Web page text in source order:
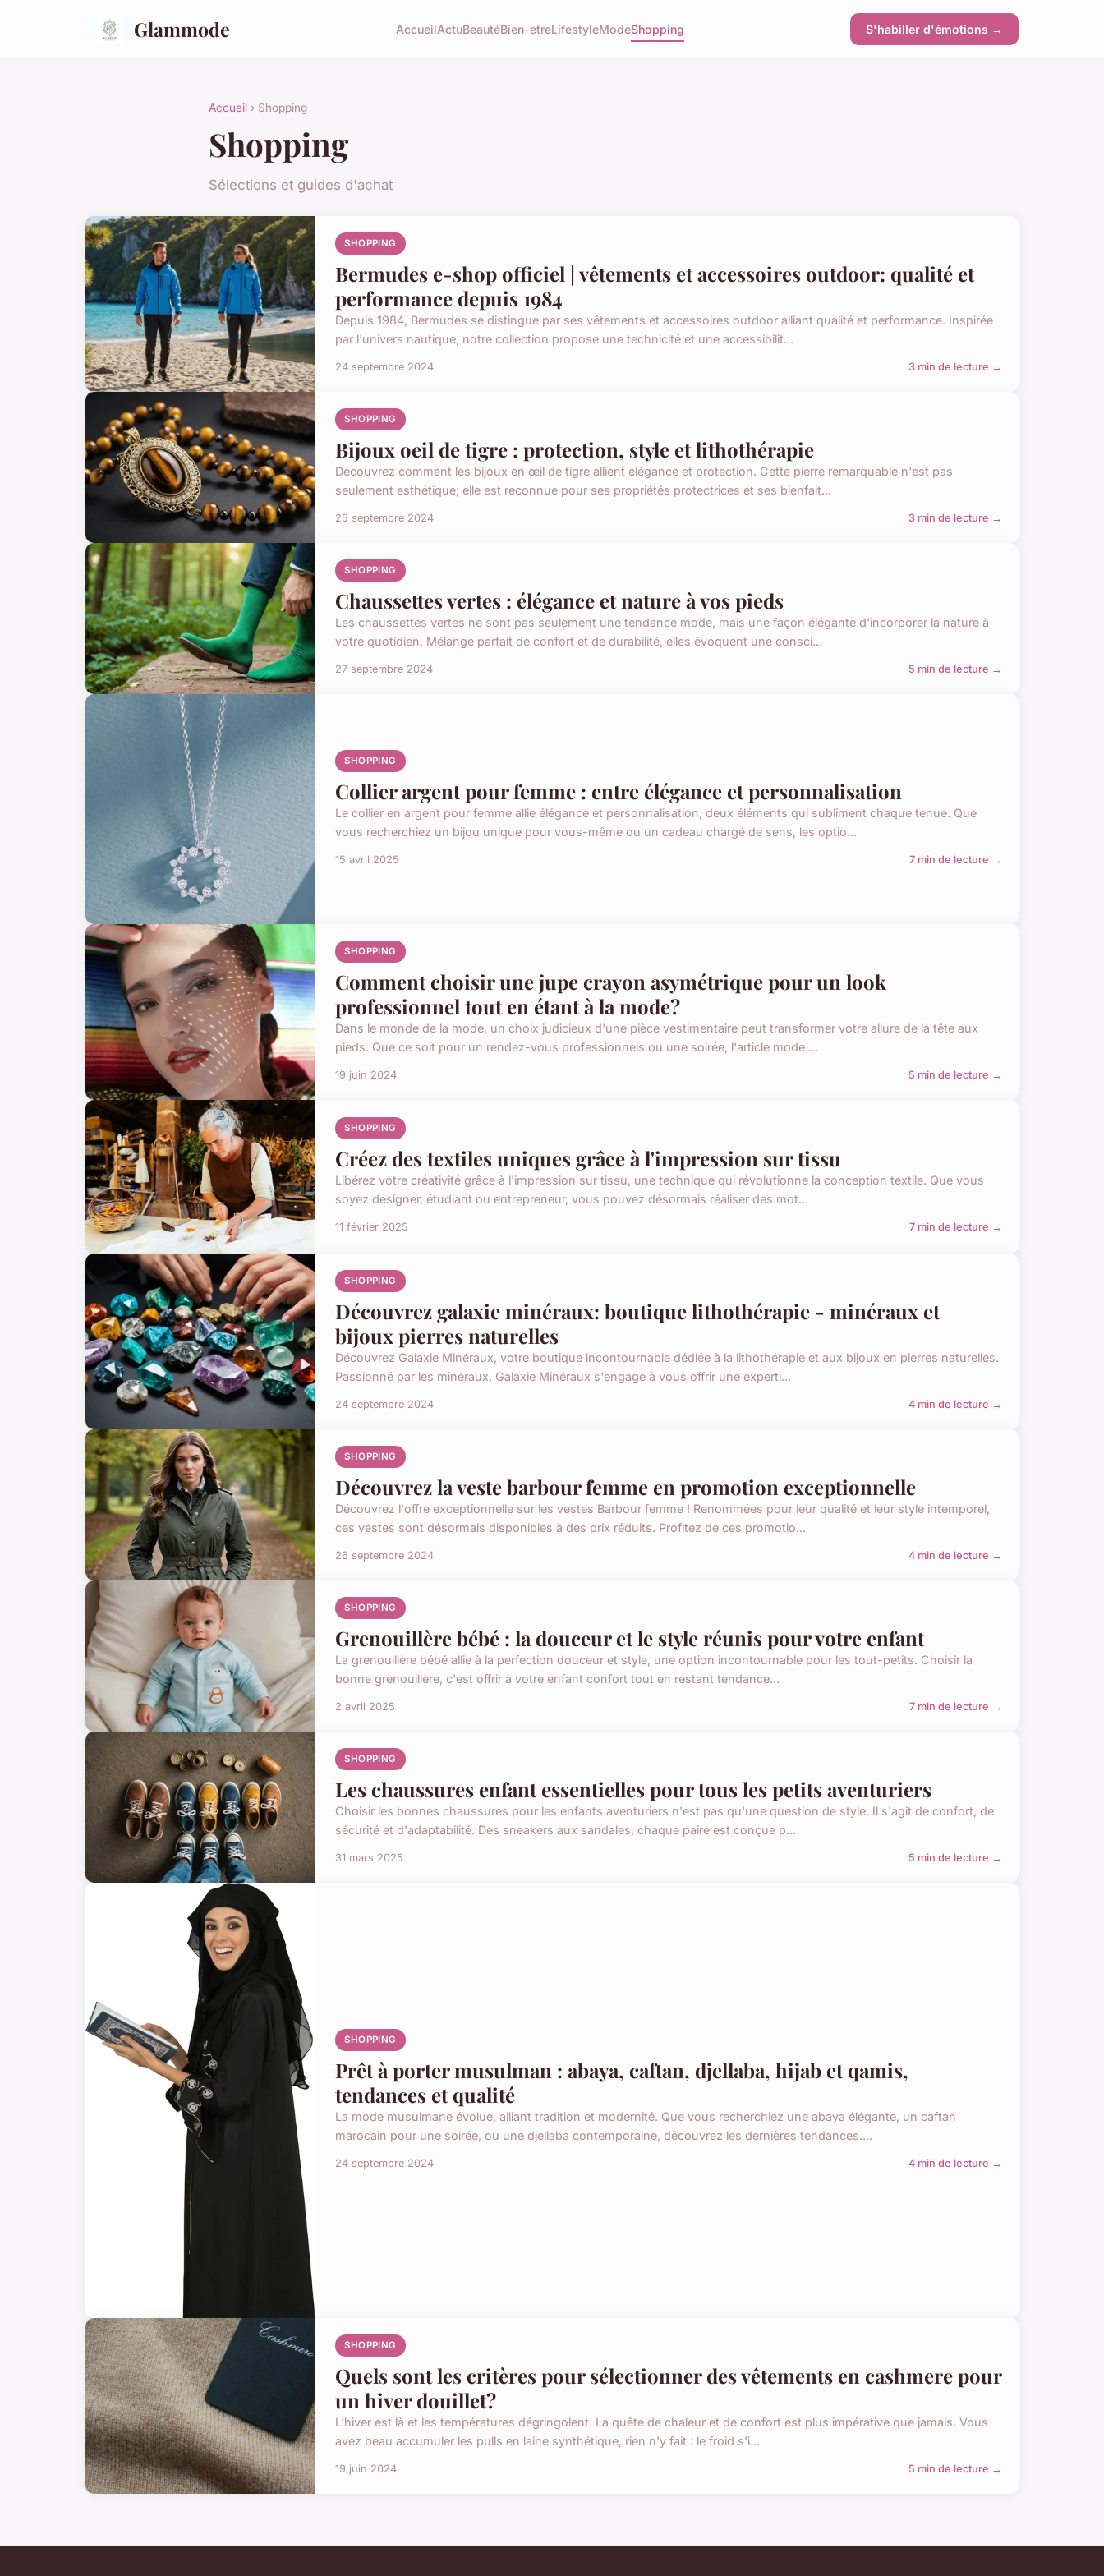
Glammode AccueilActuBeautéBien-etreLifestyleModeShopping S'habiller d'émotions →
Accueil › Shopping
Shopping
Sélections et guides d'achat
SHOPPING
Bermudes e-shop officiel | vêtements et accessoires outdoor: qualité et
performance depuis 1984
Depuis 1984, Bermudes se distingue par ses vêtements et accessoires outdoor alliant qualité et performance. Inspirée
par l'univers nautique, notre collection propose une technicité et une accessibilit...
24 septembre 2024 3 min de lecture →
SHOPPING
Bijoux oeil de tigre : protection, style et lithothérapie
Découvrez comment les bijoux en œil de tigre allient élégance et protection. Cette pierre remarquable n'est pas
seulement esthétique; elle est reconnue pour ses propriétés protectrices et ses bienfait...
25 septembre 2024 3 min de lecture →
SHOPPING
Chaussettes vertes : élégance et nature à vos pieds
Les chaussettes vertes ne sont pas seulement une tendance mode, mais une façon élégante d'incorporer la nature à
votre quotidien. Mélange parfait de confort et de durabilité, elles évoquent une consci...
27 septembre 2024 5 min de lecture →
SHOPPING
Collier argent pour femme : entre élégance et personnalisation
Le collier en argent pour femme allie élégance et personnalisation, deux éléments qui subliment chaque tenue. Que
vous recherchiez un bijou unique pour vous-même ou un cadeau chargé de sens, les optio...
15 avril 2025 7 min de lecture →
SHOPPING
Comment choisir une jupe crayon asymétrique pour un look
professionnel tout en étant à la mode?
Dans le monde de la mode, un choix judicieux d'une pièce vestimentaire peut transformer votre allure de la tête aux
pieds. Que ce soit pour un rendez-vous professionnels ou une soirée, l'article mode ...
19 juin 2024 5 min de lecture →
SHOPPING
Créez des textiles uniques grâce à l'impression sur tissu
Libérez votre créativité grâce à l'impression sur tissu, une technique qui révolutionne la conception textile. Que vous
soyez designer, étudiant ou entrepreneur, vous pouvez désormais réaliser des mot...
11 février 2025 7 min de lecture →
SHOPPING
Découvrez galaxie minéraux: boutique lithothérapie - minéraux et
bijoux pierres naturelles
Découvrez Galaxie Minéraux, votre boutique incontournable dédiée à la lithothérapie et aux bijoux en pierres naturelles.
Passionné par les minéraux, Galaxie Minéraux s'engage à vous offrir une experti...
24 septembre 2024 4 min de lecture →
SHOPPING
Découvrez la veste barbour femme en promotion exceptionnelle
Découvrez l'offre exceptionnelle sur les vestes Barbour femme ! Renommées pour leur qualité et leur style intemporel,
ces vestes sont désormais disponibles à des prix réduits. Profitez de ces promotio...
26 septembre 2024 4 min de lecture →
SHOPPING
Grenouillère bébé : la douceur et le style réunis pour votre enfant
La grenouillère bébé allie à la perfection douceur et style, une option incontournable pour les tout-petits. Choisir la
bonne grenouillère, c'est offrir à votre enfant confort tout en restant tendance...
2 avril 2025 7 min de lecture →
SHOPPING
Les chaussures enfant essentielles pour tous les petits aventuriers
Choisir les bonnes chaussures pour les enfants aventuriers n'est pas qu'une question de style. Il s'agit de confort, de
sécurité et d'adaptabilité. Des sneakers aux sandales, chaque paire est conçue p...
31 mars 2025 5 min de lecture →
SHOPPING
Prêt à porter musulman : abaya, caftan, djellaba, hijab et qamis,
tendances et qualité
La mode musulmane évolue, alliant tradition et modernité. Que vous recherchiez une abaya élégante, un caftan
marocain pour une soirée, ou une djellaba contemporaine, découvrez les dernières tendances....
24 septembre 2024 4 min de lecture →
SHOPPING
Quels sont les critères pour sélectionner des vêtements en cashmere pour
un hiver douillet?
L'hiver est là et les températures dégringolent. La quête de chaleur et de confort est plus impérative que jamais. Vous
avez beau accumuler les pulls en laine synthétique, rien n'y fait : le froid s'i...
19 juin 2024 5 min de lecture →